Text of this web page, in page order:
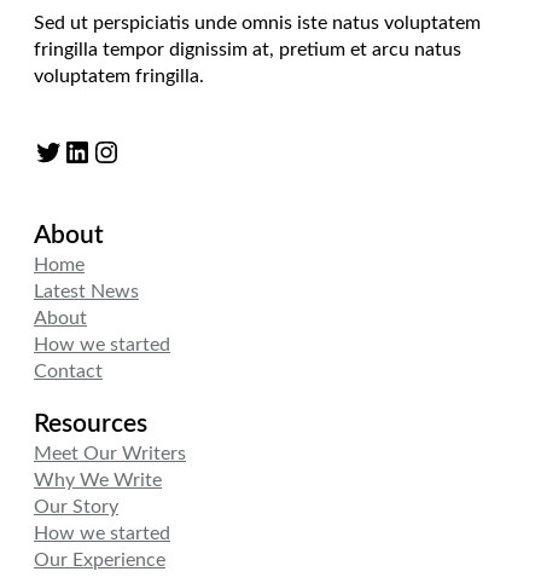
Sed ut perspiciatis unde omnis iste natus voluptatem
fringilla tempor dignissim at, pretium et arcu natus
voluptatem fringilla.
Twitter LinkedIn Instagram
About
Home
Latest News
About
How we started
Contact
Resources
Meet Our Writers
Why We Write
Our Story
How we started
Our Experience